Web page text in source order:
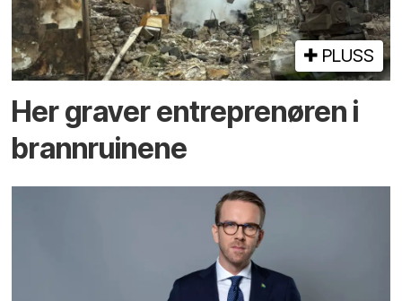
PLUSS
Her graver entreprenøren i
brann­ruinene